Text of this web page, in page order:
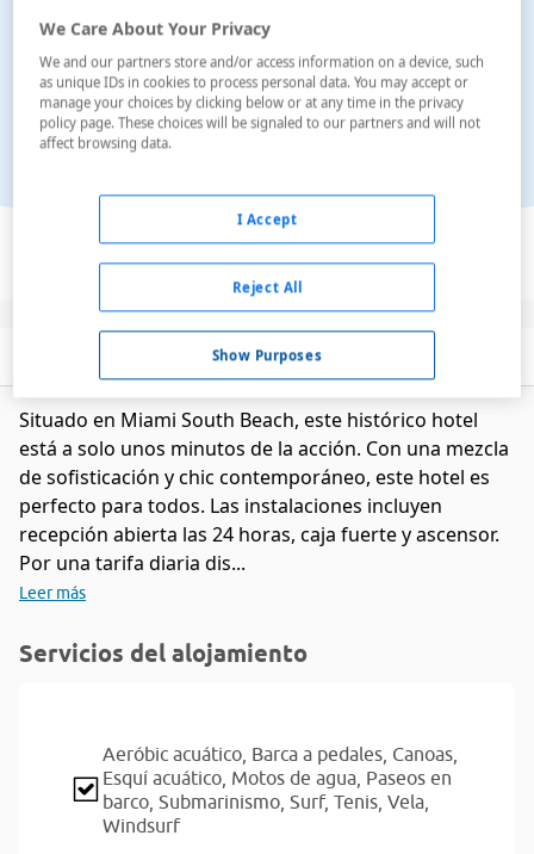
Ver en el mapa
Servicios
Situado en Miami South Beach, este histórico hotel
está a solo unos minutos de la acción. Con una mezcla
de sofisticación y chic contemporáneo, este hotel es
perfecto para todos. Las instalaciones incluyen
recepción abierta las 24 horas, caja fuerte y ascensor.
Por una tarifa diaria dis...
Leer más
Servicios del alojamiento
Aeróbic acuático, Barca a pedales, Canoas,
Esquí acuático, Motos de agua, Paseos en
barco, Submarinismo, Surf, Tenis, Vela,
Windsurf
We Care About Your Privacy
We and our partners store and/or access information on a device, such
as unique IDs in cookies to process personal data. You may accept or
manage your choices by clicking below or at any time in the privacy
policy page. These choices will be signaled to our partners and will not
affect browsing data.
Show Purposes
Reject All
I Accept